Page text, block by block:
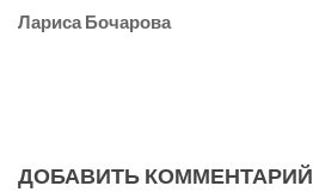
Лариса Бочарова
ДОБАВИТЬ КОММЕНТАРИЙ